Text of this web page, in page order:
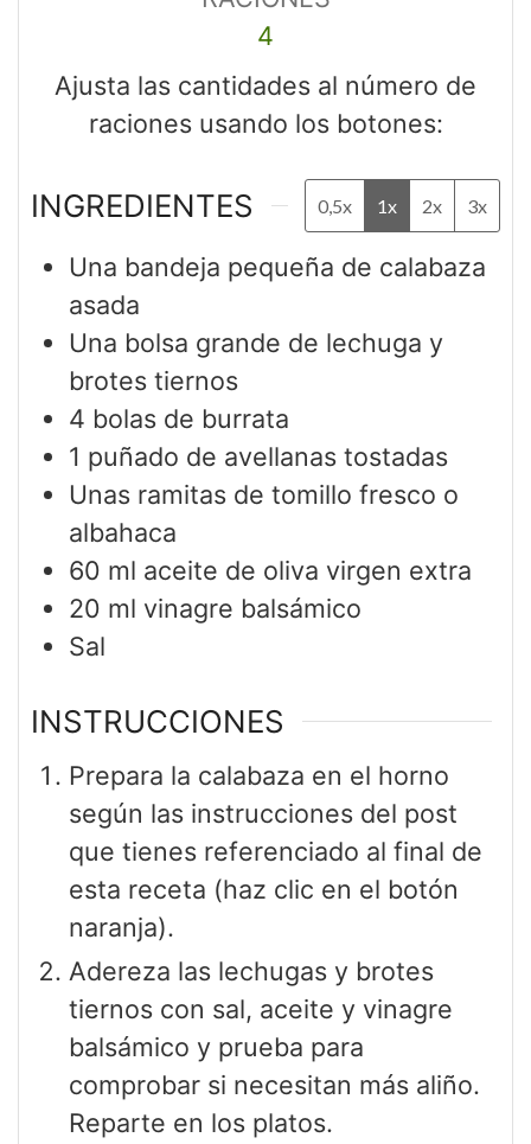
4
Ajusta las cantidades al número de
raciones usando los botones:
INGREDIENTES 0,5x 1x 2x 3x
Una bandeja pequeña de calabaza
asada
Una bolsa grande de lechuga y
brotes tiernos
4 bolas de burrata
1 puñado de avellanas tostadas
Unas ramitas de tomillo fresco o
albahaca
60 ml aceite de oliva virgen extra
20 ml vinagre balsámico
Sal
INSTRUCCIONES
Prepara la calabaza en el horno
según las instrucciones del post
que tienes referenciado al final de
esta receta (haz clic en el botón
naranja).
Adereza las lechugas y brotes
tiernos con sal, aceite y vinagre
balsámico y prueba para
comprobar si necesitan más aliño.
Reparte en los platos.